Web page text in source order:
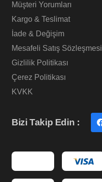
Müşteri Yorumları
Kargo & Teslimat
İade & Değişim
Mesafeli Satış Sözleşmesi
Gizlilik Politikası
Çerez Politikası
KVKK
Bizi Takip Edin :